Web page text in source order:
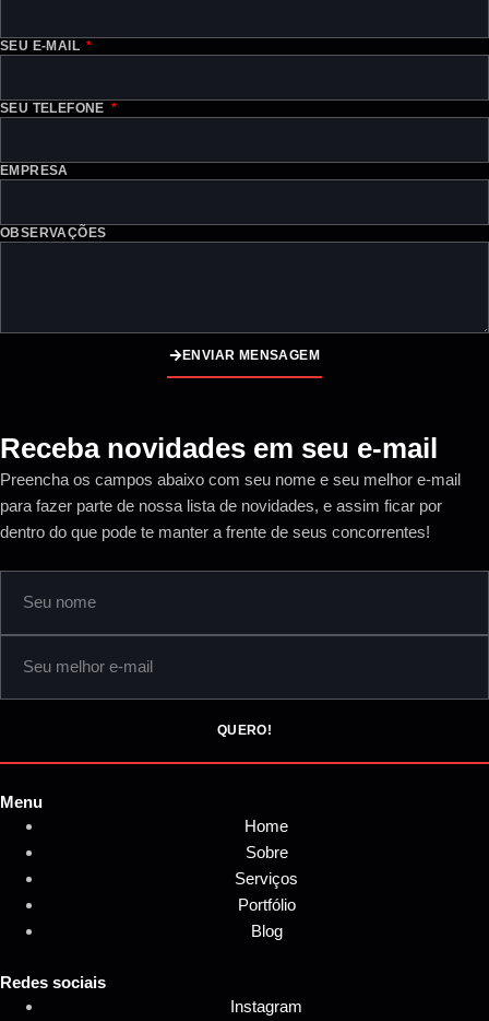
SEU E-MAIL
SEU TELEFONE
EMPRESA
OBSERVAÇÕES
ENVIAR MENSAGEM
Receba novidades em seu e-mail
Preencha os campos abaixo com seu nome e seu melhor e-mail
para fazer parte de nossa lista de novidades, e assim ficar por
dentro do que pode te manter a frente de seus concorrentes!
QUERO!
Menu
Home
Sobre
Serviços
Portfólio
Blog
Redes sociais
Instagram